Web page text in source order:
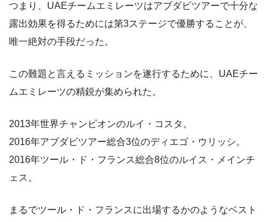
つまり、UAEチームエミレーツはアブダビツアーで十分な
露出効果を得るためには第3ステージで優勝することが、
唯一絶対の手段だった。
この難題と言えるミッションを遂行するために、UAEチー
ムエミレーツの精鋭が集められた。
2013年世界チャンピオンのルイ・コスタ。
2016年アブダビツアー総合3位のディエゴ・ウリッシ。
2016年ツール・ド・フランス総合8位のルイス・メインチ
ェス。
まるでツール・ド・フランスに出場するかのようなベスト